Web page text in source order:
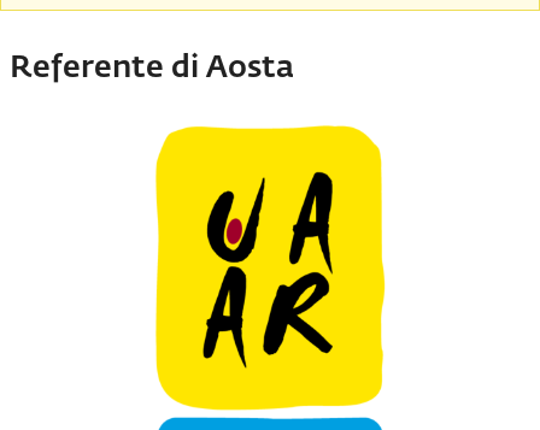
Referente di Aosta